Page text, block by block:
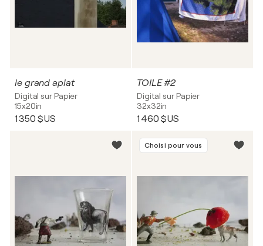
le grand aplat
Digital sur Papier
15x20in
1 350 $US
TOILE #2
Digital sur Papier
32x32in
1 460 $US
Choisi pour vous